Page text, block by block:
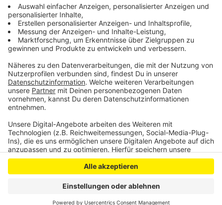
Anzeige
weiteren Ermittlungen hat ein Bonner
Verkehrskommissariat übernommen.
Anzeige